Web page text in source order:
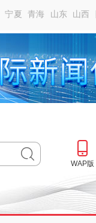
宁夏 青海 山东 山西
WAP版